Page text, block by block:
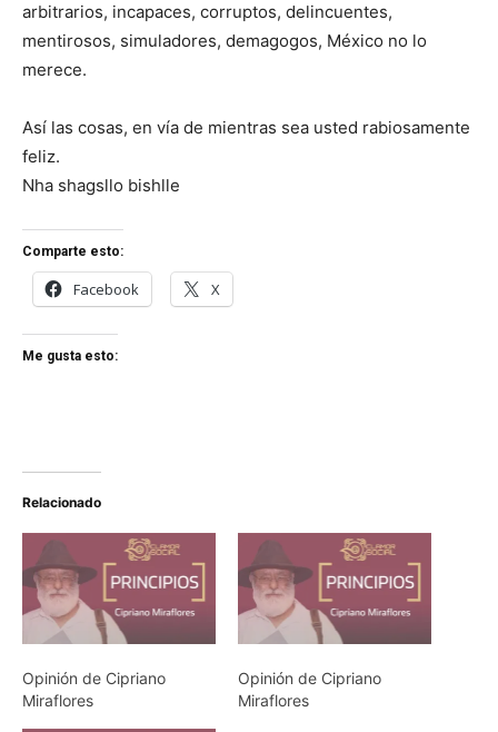
arbitrarios, incapaces, corruptos, delincuentes,
mentirosos, simuladores, demagogos, México no lo
merece.
Así las cosas, en vía de mientras sea usted rabiosamente
feliz.
Nha shagsllo bishlle
Comparte esto:
Facebook X
Me gusta esto:
Relacionado
Opinión de Cipriano
Miraflores
Opinión de Cipriano
Miraflores